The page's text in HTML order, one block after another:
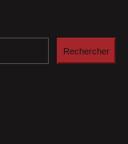
Rechercher